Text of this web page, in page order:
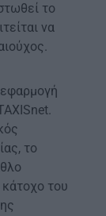
το
να
το
κάτοχο του